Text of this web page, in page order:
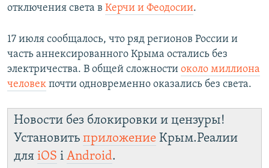
отключения света в Керчи и Феодосии.
17 июля сообщалось, что ряд регионов России и
часть аннексированного Крыма остались без
электричества. В общей сложности около миллиона
человек почти одновременно оказались без света.
Новости без блокировки и цензуры!
Установить приложение Крым.Реалии
для iOS і Android.